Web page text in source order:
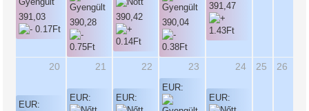
391,03
390,28
390,42
390,04
391,47
20
EUR:
21
EUR:
22
EUR:
23
EUR:
24
EUR:
25 26